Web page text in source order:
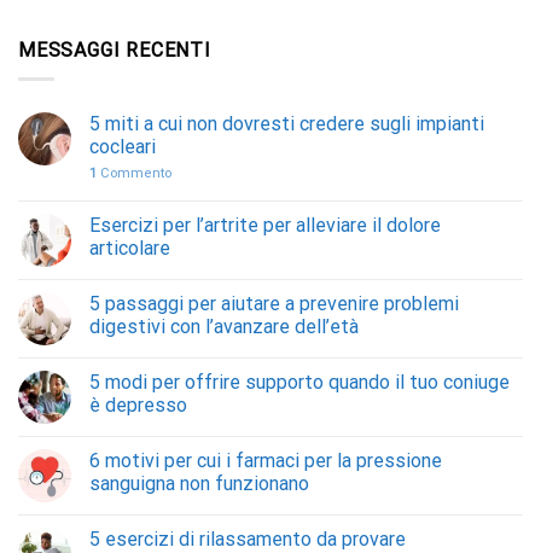
MESSAGGI RECENTI
5 miti a cui non dovresti credere sugli impianti
cocleari
1 Commento
Esercizi per l’artrite per alleviare il dolore
articolare
5 passaggi per aiutare a prevenire problemi
digestivi con l’avanzare dell’età
5 modi per offrire supporto quando il tuo coniuge
è depresso
6 motivi per cui i farmaci per la pressione
sanguigna non funzionano
5 esercizi di rilassamento da provare